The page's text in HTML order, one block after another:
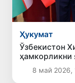
Ҳукумат
Ўзбекистон
ҳамкорликни
тайёрлигини
8 май 2026,